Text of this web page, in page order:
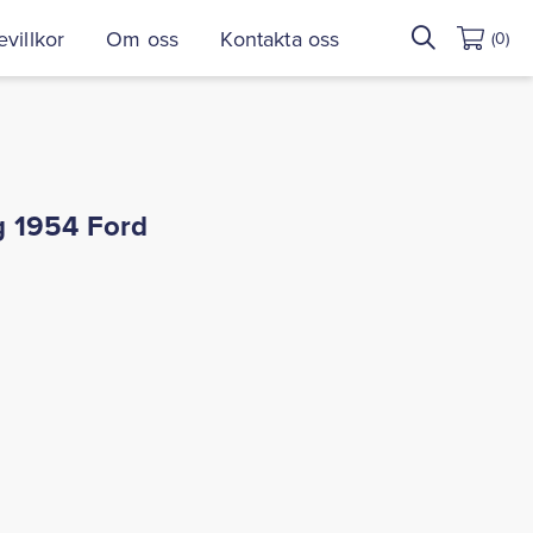
Om oss Kontakta oss
Sök
efter:
(0)
1954 Ford